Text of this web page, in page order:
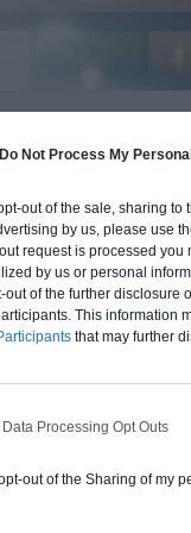
Do Not Process My
out of the sale, sharing
by us, please use
request is processed
by us or personal
of the further disclosure
This information
that may further
Processing Opt Outs
opt-out of the Sharing of my
type de
Auto-
normes